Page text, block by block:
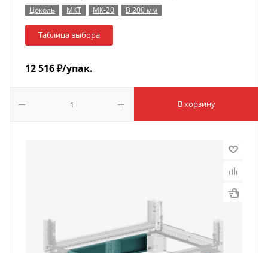
Цоколь МКТ МК-20 В 200 мм
Таблица выбора
12 516₽/упак.
В корзину